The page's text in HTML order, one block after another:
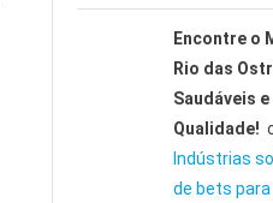
Encontre o
Rio das
Saudáveis
Qualidade!
Indústrias
de bets para